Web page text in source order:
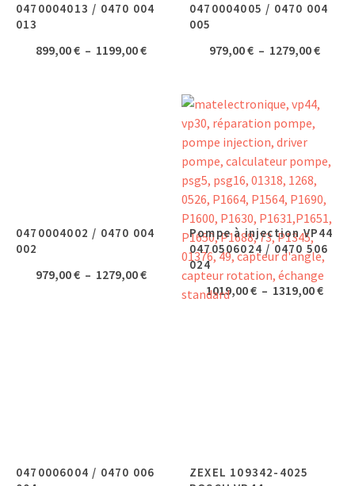
0470004013 / 0470 004
013
899,00€ – 1199,00€Plage
899,00 €
1199,00 €
0470004005 / 0470 004
005
979,00€ – 1279,00€Plage
0470004002 / 0470 004
002
979,00€ – 1279,00€Plage
Pompe à injection VP44
0470506024 / 0470 506
024
1019,00€ – 1319,00€Plage
0470006004 / 0470 006
ZEXEL 109342-4025